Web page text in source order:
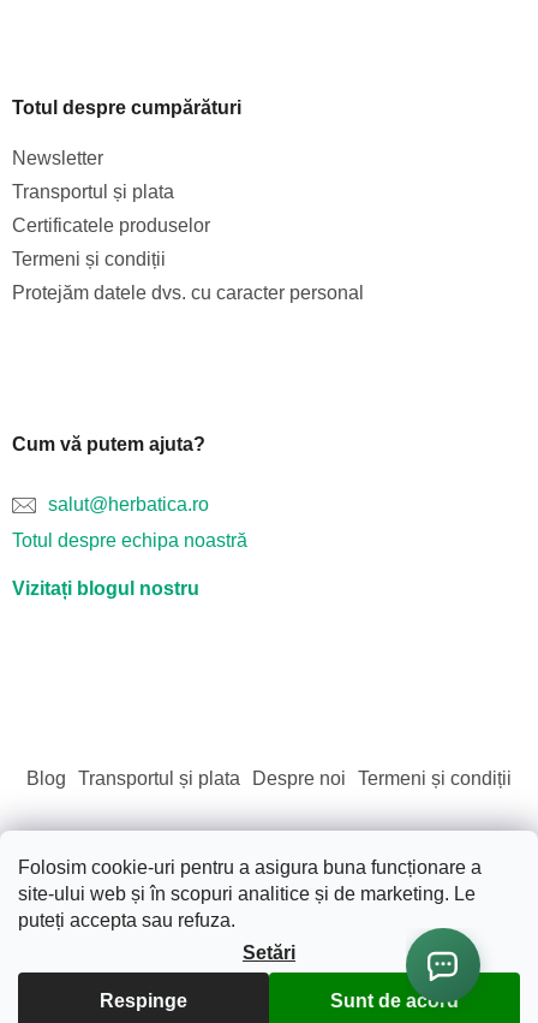
Folosim cookie-uri pentru a asigura buna funcționare a
site-ului web și în scopuri analitice și de marketing. Le
puteți accepta sau refuza.
Setări
Respinge Sunt de acord
Totul despre cumpărături
Newsletter
Transportul și plata
Certificatele produselor
Termeni și condiții
Protejăm datele dvs. cu caracter personal
Cum vă putem ajuta?
salut@herbatica.ro
Totul despre echipa noastră
Vizitați blogul nostru
Blog Transportul și plata Despre noi Termeni și condiții
Creat de Shoptet
Drepturi de autor 2026Sãnãtate. Frumusete. Natura..
Toate drepturile rezervate.
Editați setările cookie-urilor